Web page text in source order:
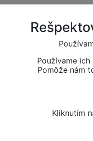
Používame
Pomôže nám
Kliknutím